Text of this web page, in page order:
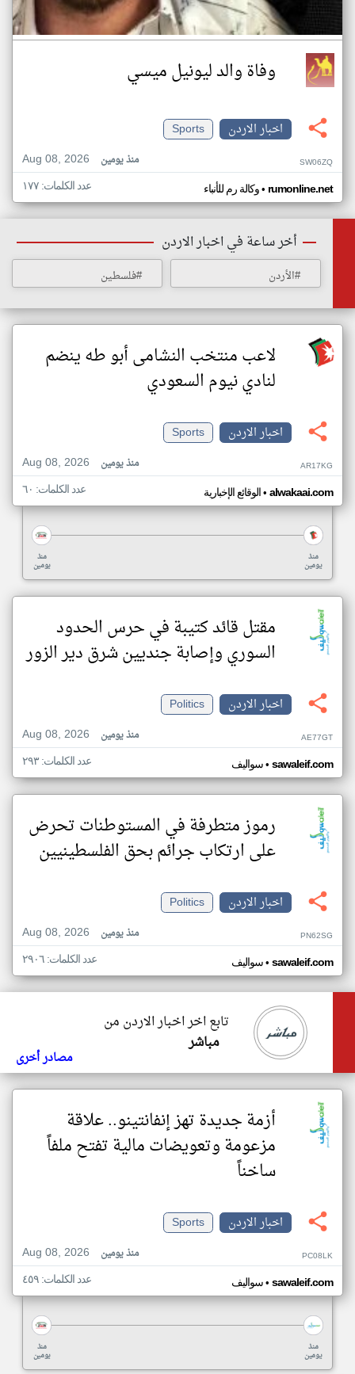
وفاة والد ليونيل ميسي
اخبار الاردن
Sports
Aug 08, 2026
منذ يومين SW06ZQ
وكالة رم للأنباء• rumonline.net عدد الكلمات: ١٧٧
أخر ساعة في اخبار الاردن
#الأردن #فلسطين
لاعب منتخب النشامى أبو طه ينضم
لنادي نيوم السعودي
اخبار الاردن
Sports
Aug 08, 2026
منذ يومين AR17KG
الوقائع الإخبارية• alwakaai.com عدد الكلمات: ٦٠
منذ
يومين
منذ
يومين
مقتل قائد كتيبة في حرس الحدود
السوري وإصابة جنديين شرق دير الزور
اخبار الاردن
Politics
Aug 08, 2026
منذ يومين AE77GT
سواليف• sawaleif.com عدد الكلمات: ٢٩٣
رموز متطرفة في المستوطنات تحرض
على ارتكاب جرائم بحق الفلسطينيين
اخبار الاردن
Politics
Aug 08, 2026
منذ يومين PN62SG
سواليف• sawaleif.com عدد الكلمات: ٢٩٠٦
تابع اخر اخبار الاردن من
مباشر
مصادر أخرى
أزمة جديدة تهز إنفانتينو.. علاقة
مزعومة وتعويضات مالية تفتح ملفاً
ساخناً
اخبار الاردن
Sports
Aug 08, 2026
منذ يومين PC08LK
سواليف• sawaleif.com عدد الكلمات: ٤٥٩
منذ
يومين
منذ
يومين